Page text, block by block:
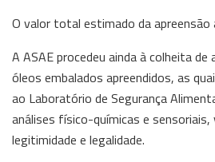
O valor total estimado da apreensão
A ASAE procedeu ainda à colheita
óleos embalados apreendidos, as
ao Laboratório de Segurança
análises físico-químicas e sensoriais,
legitimidade e legalidade.